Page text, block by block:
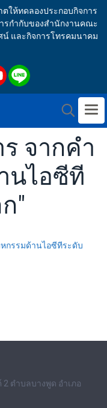
ให้ทดลองประกอบกิจการ
ารกำกับของสำนักงานคณะ
น์ และกิจการโทรคมนาคม
จากคำ
นไอซีที
"
หกรรมด้านไอซีทีระดับ
ตำบลบางพูด อำเภอ